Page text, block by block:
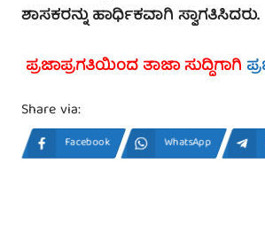
ಶಾಸಕರನ್ನು ಹಾರ್ಧಿಕವಾಗಿ ಸ್ವಾಗತಿಸಿದರು.
ಪ್ರಜಾಪ್ರಗತಿಯಿಂದ ತಾಜಾ ಸುದ್ದಿಗಾಗಿ
Share via:
Facebook WhatsApp